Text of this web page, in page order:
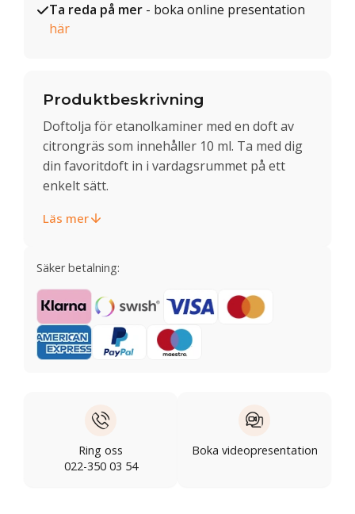
Ta reda på mer - boka online presentation
här
Produktbeskrivning
Doftolja för etanolkaminer med en doft av
citrongräs som innehåller 10 ml. Ta med dig
din favoritdoft in i vardagsrummet på ett
enkelt sätt.
Läs mer
Säker betalning:
Ring oss
022-350 03 54
Boka videopresentation